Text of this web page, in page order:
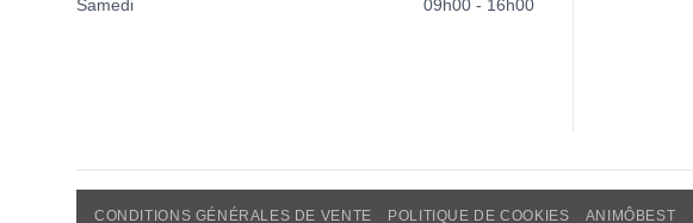
Samedi
09h00 - 16h00
CONDITIONS GÉNÉRALES DE VENTE POLITIQUE DE COOKIES ANIMÔBEST